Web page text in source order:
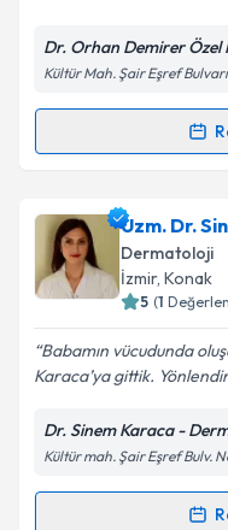
Kişisel
Metni'ni
Dr. Orhan Demirer Özel
Kültür Mah. Şair Eşref
Randevu
Uzm. Dr. Orhan
oluşturun. Size bu
takvim
Kişisel
Metni'ni
kapsamda
Uzm. Dr.
Dermatoloji
İzmir, Konak
5 (1
Babamın vücudunda
Karaca’ya gittik.
Dr. Sinem Karaca -
Kültür mah. Şair Eşref Bulv.